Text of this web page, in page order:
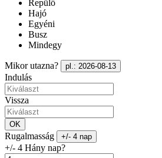
Repülő
Hajó
Egyéni
Busz
Mindegy
Mikor utazna? pl.: 2026-08-13
Indulás
Vissza
OK
Rugalmasság +/- 4 nap
+/- 4 Hány nap?